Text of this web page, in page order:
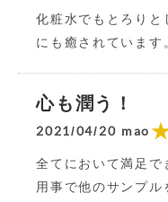
化粧水でもとろりと
にも癒されています
心も潤う！
2021/04/20 mao
全てにおいて満足
用事で他のサンプル